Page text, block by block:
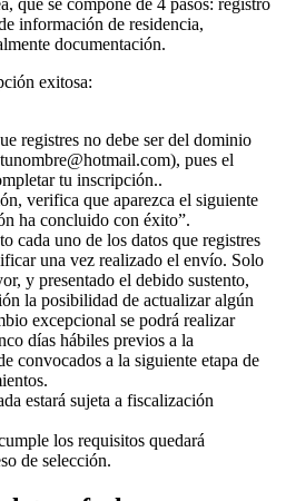
información de residencia,
documentación.
exitosa:
registres no debe ser del dominio
tunombre@hotmail.com), pues el
tu inscripción..
verifica que aparezca el siguiente
ha concluido con éxito”.
cada uno de los datos que registres
una vez realizado el envío. Solo
y presentado el debido sustento,
la posibilidad de actualizar algún
excepcional se podrá realizar
días hábiles previos a la
convocados a la siguiente etapa de
estará sujeta a fiscalización
los requisitos quedará
de selección.